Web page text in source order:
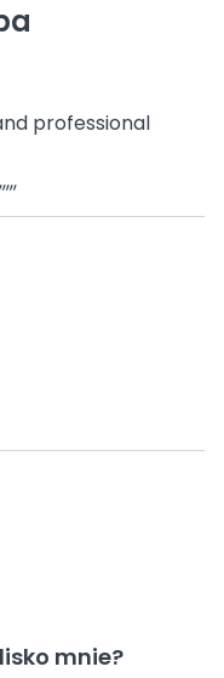
professional
mnie?